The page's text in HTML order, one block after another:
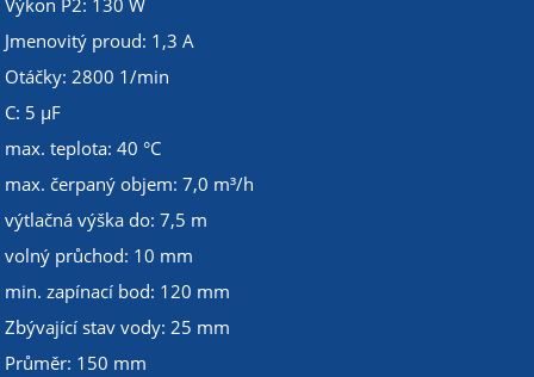
Výkon P2: 130 W
Jmenovitý proud: 1,3 A
Otáčky: 2800 1/min
C: 5 µF
max. teplota: 40 °C
max. čerpaný objem: 7,0 m³/h
výtlačná výška do: 7,5 m
volný průchod: 10 mm
min. zapínací bod: 120 mm
Zbývající stav vody: 25 mm
Průměr: 150 mm